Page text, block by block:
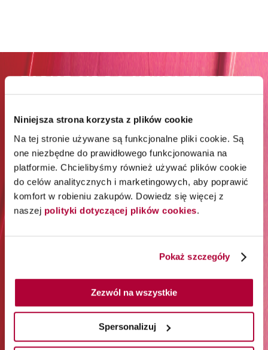
Niniejsza strona korzysta z plików cookie
Na tej stronie używane są funkcjonalne pliki cookie. Są
one niezbędne do prawidłowego funkcjonowania na
platformie. Chcielibyśmy również używać plików cookie
do celów analitycznych i marketingowych, aby poprawić
komfort w robieniu zakupów. Dowiedz się więcej z
naszej polityki dotyczącej plików cookies.
Pokaż szczegóły
Zezwól na wszystkie
Spersonalizuj
ZAPISZ SIĘ DO NEWSLETTERA I
PIERWSZE ZAKUPY*
*Rabat jest jednorazowy. Obejmuje marki Wella
Professionals (z wyłączeniem Wella Care, Wella Technik i
akcesoriów) i Londa Professional.
Zapisz się do newslettera:
Podając swój adres e-mail i klikając „Zapisz się”, wyrażasz zgodę na
otrzymywanie newslettera i przetwarzanie w tym celu Twoich danych
osobowych przez Orbico Sp. z o.o. (administratora danych). Udzielone
przez siebie zgody możesz w dowolnym momencie wycofać. Więcej
informacji na temat sposobu przetwarzania Twoich danych osobowych
Polityce prywatności.